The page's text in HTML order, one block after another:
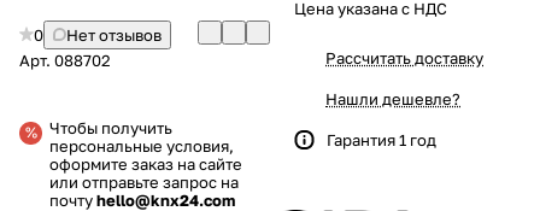
0
Нет отзывов
Арт. 088702
Чтобы получить
персональные условия,
оформите заказ на сайте
или отправьте запрос на
почтуhello@knx24.com
Рассчитать доставку
Нашли дешевле?
Гарантия 1 год